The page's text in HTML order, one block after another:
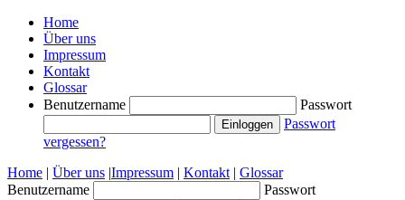
Home
Über uns
Impressum
Kontakt
Glossar
Benutzername
Passwort
Passwort
vergessen?
Home | Über uns |Impressum | Kontakt | Glossar
Benutzername
Passwort